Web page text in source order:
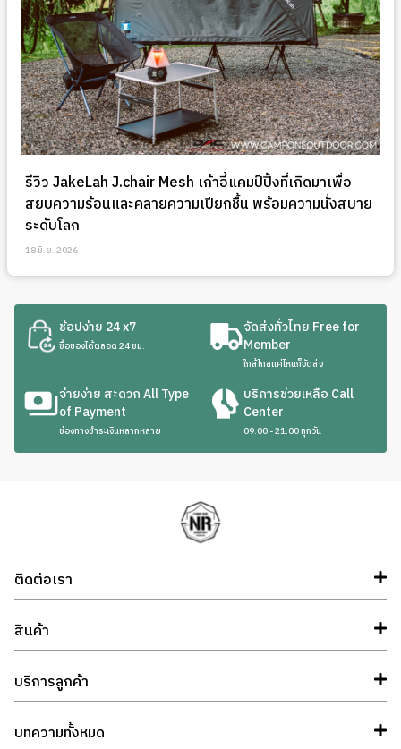
รีวิว JakeLah J.chair Mesh เก้าอี้แคมป์ปิ้งที่เกิดมาเพื่อ
สยบความร้อนและคลายความเปียกชื้น พร้อมความนั่งสบาย
ระดับโลก
18 มิ.ย. 2026
ช้อปง่าย 24 x7
ซื้อของได้ตลอด 24 ชม.
จัดส่งทั่วไทย Free for
Member
ใกล้ไกลแค่ไหนก็จัดส่ง
จ่ายง่าย สะดวก All Type
of Payment
ช่องทางชำระเงินหลากหลาย
บริการช่วยเหลือ Call
Center
09:00 - 21:00 ทุกวัน
ติดต่อเรา
สินค้า
บริการลูกค้า
บทความทั้งหมด